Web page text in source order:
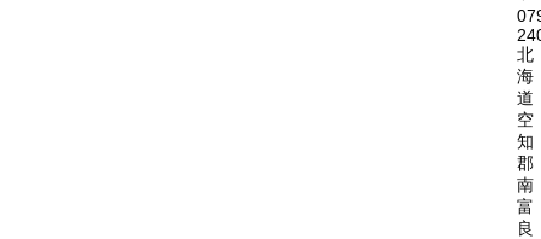
北
海
道
空
知
郡
南
富
良